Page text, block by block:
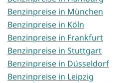
Benzinpreise in München
Benzinpreise in Köln
Benzinpreise in Frankfurt
Benzinpreise in Stuttgart
Benzinpreise in Düsseldorf
Benzinpreise in Leipzig